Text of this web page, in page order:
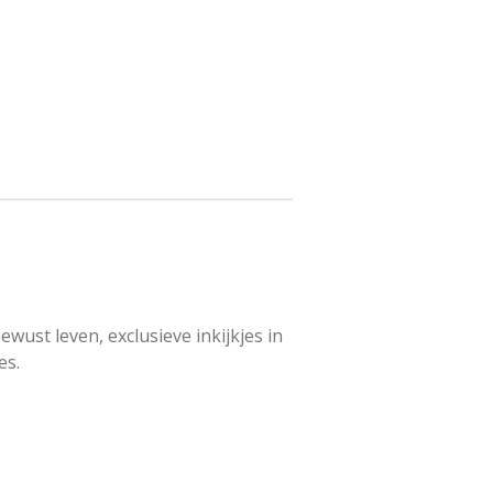
leven, exclusieve inkijkjes in